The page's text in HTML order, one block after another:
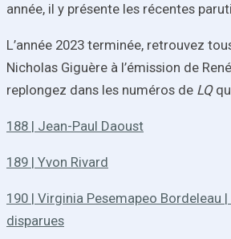
année, il y présente les récentes
L’année 2023 terminée, retrouvez
Nicholas Giguère à l’émission de
replongez dans les numéros de LQ
188 | Jean-Paul Daoust
189 | Yvon Rivard
190 | Virginia Pesemapeo Bordeleau
disparues